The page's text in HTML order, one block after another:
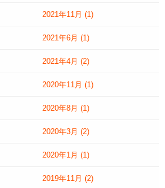
2021年11月 (1)
2021年6月 (1)
2021年4月 (2)
2020年11月 (1)
2020年8月 (1)
2020年3月 (2)
2020年1月 (1)
2019年11月 (2)